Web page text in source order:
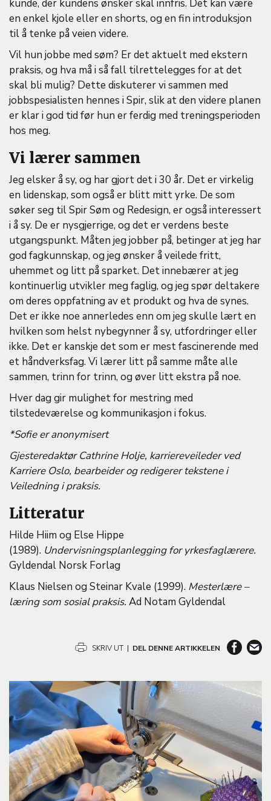
kunde, der kundens ønsker skal innfris. Det kan være
en enkel kjole eller en shorts, og en fin introduksjon
til å tenke på veien videre.
Vil hun jobbe med søm? Er det aktuelt med ekstern
praksis, og hva må i så fall tilrettelegges for at det
skal bli mulig? Dette diskuterer vi sammen med
jobbspesialisten hennes i Spir, slik at den videre planen
er klar i god tid før hun er ferdig med treningsperioden
hos meg.
Vi lærer sammen
Jeg elsker å sy, og har gjort det i 30 år. Det er virkelig
en lidenskap, som også er blitt mitt yrke. De som
søker seg til Spir Søm og Redesign, er også interessert
i å sy. De er nysgjerrige, og det er verdens beste
utgangspunkt. Måten jeg jobber på, betinger at jeg har
god fagkunnskap, og jeg ønsker å veilede fritt,
uhemmet og litt på sparket. Det innebærer at jeg
kontinuerlig utvikler meg faglig, og jeg spør deltakere
om deres oppfatning av et produkt og hva de synes.
Det er ikke noe annerledes enn om jeg skulle lært en
hvilken som helst nybegynner å sy, utfordringer eller
ikke. Det er kanskje det som er mest fascinerende med
et håndverksfag. Vi lærer litt på samme måte alle
sammen, trinn for trinn, og øver litt ekstra på noe.
Hver dag gir mulighet for mestring med
tilstedeværelse og kommunikasjon i fokus.
*Sofie er anonymisert
Gjesteredaktør Cathrine Holje, karriereveileder ved
Karriere Oslo, bearbeider og redigerer tekstene i
Veiledning i praksis.
Litteratur
Hilde Hiim og Else Hippe
(1989). Undervisningsplanlegging for yrkesfaglærere.
Gyldendal Norsk Forlag
Klaus Nielsen og Steinar Kvale (1999). Mesterlære –
læring som sosial praksis.Ad Notam Gyldendal
SKRIV UT | DEL DENNE ARTIKKELEN
B
i
d
e